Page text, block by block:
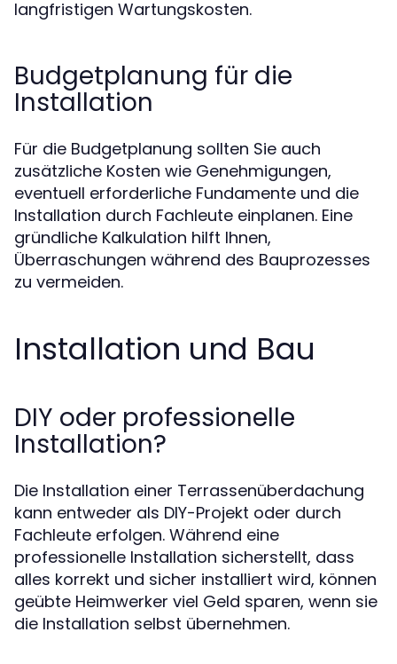
langfristigen Wartungskosten.
Budgetplanung für die
Installation
Für die Budgetplanung sollten Sie auch
zusätzliche Kosten wie Genehmigungen,
eventuell erforderliche Fundamente und die
Installation durch Fachleute einplanen. Eine
gründliche Kalkulation hilft Ihnen,
Überraschungen während des Bauprozesses
zu vermeiden.
Installation und Bau
DIY oder professionelle
Installation?
Die Installation einer Terrassenüberdachung
kann entweder als DIY-Projekt oder durch
Fachleute erfolgen. Während eine
professionelle Installation sicherstellt, dass
alles korrekt und sicher installiert wird, können
geübte Heimwerker viel Geld sparen, wenn sie
die Installation selbst übernehmen.